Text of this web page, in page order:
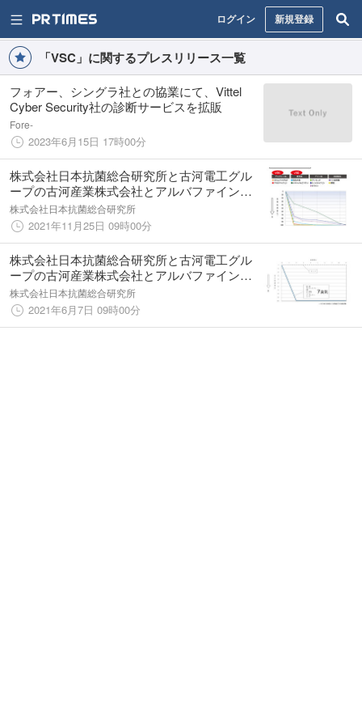
ログイン 新規登録
「VSC」に関するプレスリリース一覧
フォアー、シングラ社との協業にて、Vittel
Cyber Security社の診断サービスを拡販
Fore-
2023年6月15日 17時00分
株式会社日本抗菌総合研究所と古河電工グル
ープの古河産業株式会社とアルバファインテ
ック株式会社が 「 VOC・VSC低減化抗菌マ
スターバッチ 」 の開発に成功
株式会社日本抗菌総合研究所
2021年11月25日 09時00分
株式会社日本抗菌総合研究所と古河電工グル
ープの古河産業株式会社とアルバファインテ
ック株式会社が「広範囲の消臭ニーズに対応
出来るVSC消臭剤マスターバッチ」の開発に
成功
株式会社日本抗菌総合研究所
2021年6月7日 09時00分